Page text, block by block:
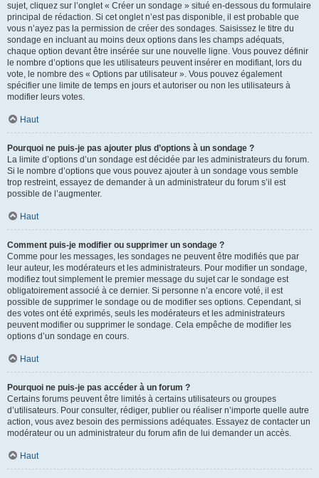
sujet, cliquez sur l’onglet « Créer un sondage » situé en-dessous du formulaire
principal de rédaction. Si cet onglet n’est pas disponible, il est probable que
vous n’ayez pas la permission de créer des sondages. Saisissez le titre du
sondage en incluant au moins deux options dans les champs adéquats,
chaque option devant être insérée sur une nouvelle ligne. Vous pouvez définir
le nombre d’options que les utilisateurs peuvent insérer en modifiant, lors du
vote, le nombre des « Options par utilisateur ». Vous pouvez également
spécifier une limite de temps en jours et autoriser ou non les utilisateurs à
modifier leurs votes.
Haut
Pourquoi ne puis-je pas ajouter plus d’options à un sondage ?
La limite d’options d’un sondage est décidée par les administrateurs du forum.
Si le nombre d’options que vous pouvez ajouter à un sondage vous semble
trop restreint, essayez de demander à un administrateur du forum s’il est
possible de l’augmenter.
Haut
Comment puis-je modifier ou supprimer un sondage ?
Comme pour les messages, les sondages ne peuvent être modifiés que par
leur auteur, les modérateurs et les administrateurs. Pour modifier un sondage,
modifiez tout simplement le premier message du sujet car le sondage est
obligatoirement associé à ce dernier. Si personne n’a encore voté, il est
possible de supprimer le sondage ou de modifier ses options. Cependant, si
des votes ont été exprimés, seuls les modérateurs et les administrateurs
peuvent modifier ou supprimer le sondage. Cela empêche de modifier les
options d’un sondage en cours.
Haut
Pourquoi ne puis-je pas accéder à un forum ?
Certains forums peuvent être limités à certains utilisateurs ou groupes
d’utilisateurs. Pour consulter, rédiger, publier ou réaliser n’importe quelle autre
action, vous avez besoin des permissions adéquates. Essayez de contacter un
modérateur ou un administrateur du forum afin de lui demander un accès.
Haut